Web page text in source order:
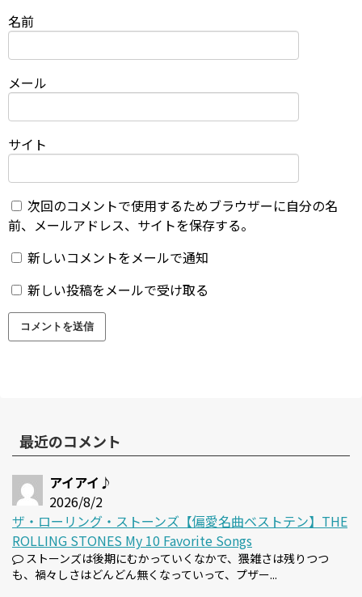
名前
メール
サイト
次回のコメントで使用するためブラウザーに自分の名
前、メールアドレス、サイトを保存する。
新しいコメントをメールで通知
新しい投稿をメールで受け取る
最近のコメント
アイアイ♪
2026/8/2
ザ・ローリング・ストーンズ【偏愛名曲ベストテン】THE
ROLLING STONES My 10 Favorite Songs
ストーンズは後期にむかっていくなかで、猥雑さは残りつつ
も、禍々しさはどんどん無くなっていって、プザー...